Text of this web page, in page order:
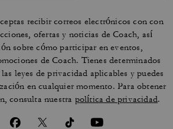
recibir correos electrónicos con con
ofertas y noticias de Coach, así
sobre cómo participar en eventos,
de Coach. Tienes determinados
leyes de privacidad aplicables y puedes
en cualquier momento. Para obtener
consulta nuestra política de privacidad.